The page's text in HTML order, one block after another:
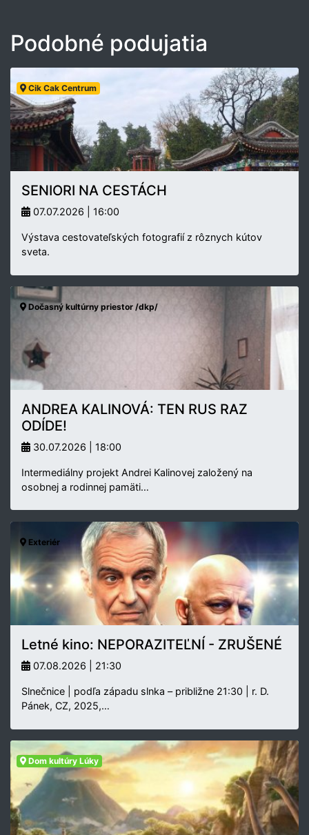
Podobné podujatia
Cik Cak Centrum
SENIORI NA CESTÁCH
07.07.2026 | 16:00
Výstava cestovateľských fotografií z rôznych kútov
sveta.
Dočasný kultúrny priestor /dkp/
ANDREA KALINOVÁ: TEN RUS RAZ
ODÍDE!
30.07.2026 | 18:00
Intermediálny projekt Andrei Kalinovej založený na
osobnej a rodinnej pamäti…
Exteriér
Letné kino: NEPORAZITEĽNÍ - ZRUŠENÉ
07.08.2026 | 21:30
Slnečnice | podľa západu slnka – približne 21:30 | r. D.
Pánek, CZ, 2025,…
Dom kultúry Lúky